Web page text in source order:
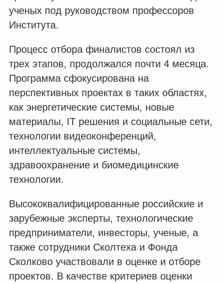
ученых под руководством профессоров
Института.
Процесс отбора финалистов состоял из
трех этапов, продолжался почти 4 месяца.
Программа сфокусирована на
перспективных проектах в таких областях,
как энергетические системы, новые
материалы, IT решения и социальные сети,
технологии видеоконференций,
интеллектуальные системы,
здравоохранение и биомедицинские
технологии.
Высококвалифицированные российские и
зарубежные эксперты, технологические
предприниматели, инвесторы, ученые, а
также сотрудники Сколтеха и Фонда
Сколково участвовали в оценке и отборе
проектов. В качестве критериев оценки